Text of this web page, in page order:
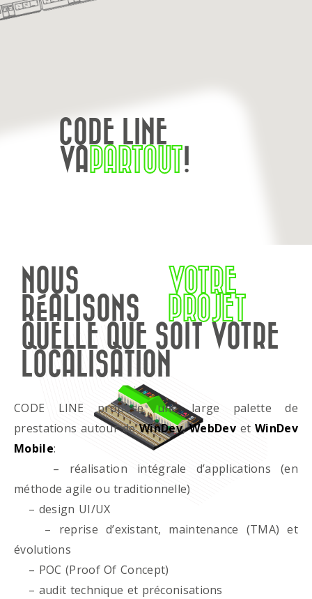
CODE LINE
VAPARTOUT!
NOUS
RÉALISONS
VOTRE
PROJET
QUELLE QUE SOIT VOTRE
LOCALISATION
CODE LINE propose une large palette de
prestations autour deWinDev,WebDevet WinDev
Mobile:
– réalisation intégrale d’applications (en
méthode agile ou traditionnelle)
– design UI/UX
– reprise d’existant, maintenance (TMA) et
évolutions
– POC (Proof Of Concept)
– audit technique et préconisations